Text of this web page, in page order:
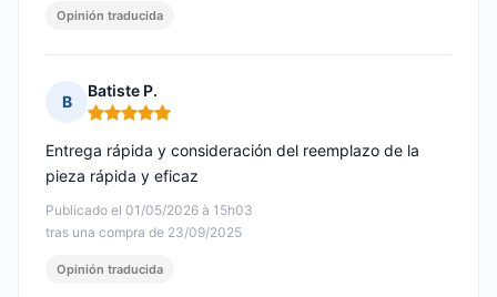
Opinión traducida
B
Batiste P.
Nota: 5 de 5
Publicado el 01/05/2026 à 15h03
tras una compra de 23/09/2025
Entrega rápida y consideración del reemplazo de la
pieza rápida y eficaz
Opinión traducida